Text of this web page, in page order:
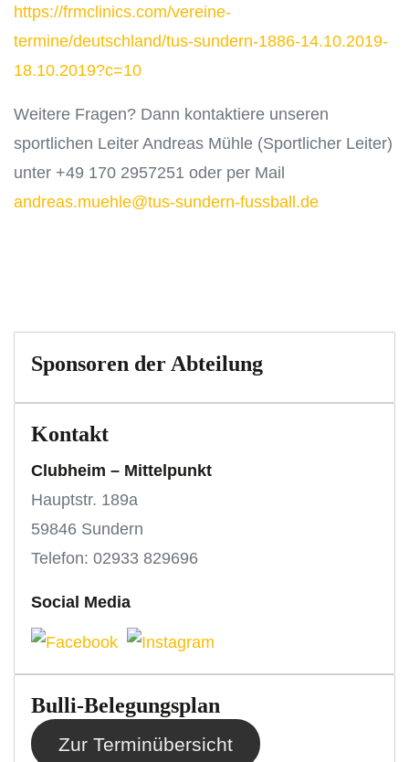
https://frmclinics.com/vereine-
termine/deutschland/tus-sundern-1886-14.10.2019-
18.10.2019?c=10
Weitere Fragen? Dann kontaktiere unseren
sportlichen Leiter Andreas Mühle (Sportlicher Leiter)
unter +49 170 2957251 oder per Mail
andreas.muehle@tus-sundern-fussball.de
Sponsoren der Abteilung
Kontakt
Clubheim – Mittelpunkt
Hauptstr. 189a
59846 Sundern
Telefon: 02933 829696
Social Media
Bulli-Belegungsplan
Zur Terminübersicht